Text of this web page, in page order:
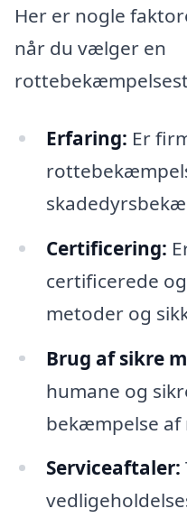
Her er nogle
når du vælger en
Erfaring: Er
Certificering:
certificerede
metoder og
Brug af sikre
humane og
bekæmpelse af
Serviceaftaler: